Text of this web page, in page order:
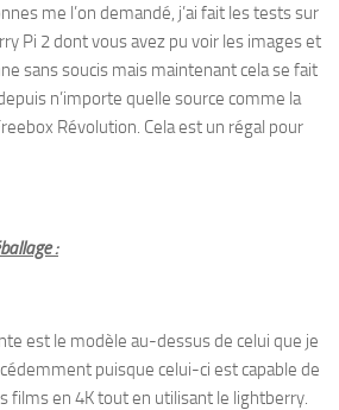
me l’on demandé, j’ai fait les tests sur
Pi 2 dont vous avez pu voir les images et
sans soucis mais maintenant cela se fait
n’importe quelle source comme la
Révolution. Cela est un régal pour
:
est le modèle au-dessus de celui que je
puisque celui-ci est capable de
films en 4K tout en utilisant le lightberry.